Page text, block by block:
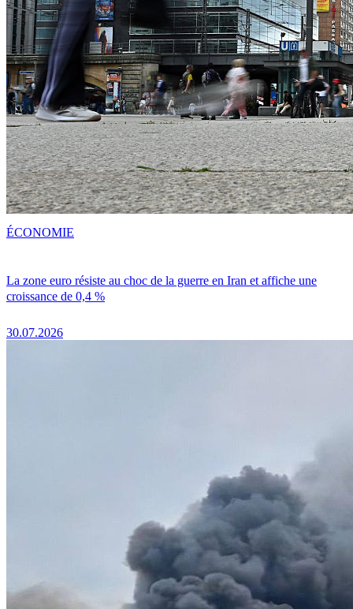
La zone euro résiste au choc de la guerre en Iran et affiche une
croissance de 0,4 %
30.07.2026
ÉCONOMIE